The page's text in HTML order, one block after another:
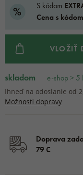
S kódom
Cena s
VLOŽIŤ
skladom e-shop > 5
Ihneď na odoslanie od
Možnosti dopravy
Doprava
79 €